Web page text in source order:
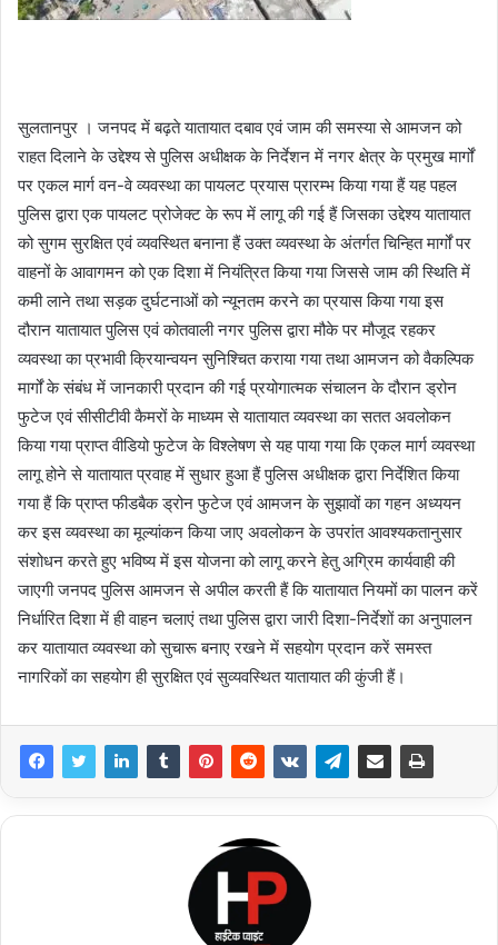
सुलतानपुर । जनपद में बढ़ते यातायात दबाव एवं जाम की समस्या से आमजन को
राहत दिलाने के उद्देश्य से पुलिस अधीक्षक के निर्देशन में नगर क्षेत्र के प्रमुख मार्गों
पर एकल मार्ग वन-वे व्यवस्था का पायलट प्रयास प्रारम्भ किया गया हैं यह पहल
पुलिस द्वारा एक पायलट प्रोजेक्ट के रूप में लागू की गई हैं जिसका उद्देश्य यातायात
को सुगम सुरक्षित एवं व्यवस्थित बनाना हैं उक्त व्यवस्था के अंतर्गत चिन्हित मार्गों पर
वाहनों के आवागमन को एक दिशा में नियंत्रित किया गया जिससे जाम की स्थिति में
कमी लाने तथा सड़क दुर्घटनाओं को न्यूनतम करने का प्रयास किया गया इस
दौरान यातायात पुलिस एवं कोतवाली नगर पुलिस द्वारा मौके पर मौजूद रहकर
व्यवस्था का प्रभावी क्रियान्वयन सुनिश्चित कराया गया तथा आमजन को वैकल्पिक
मार्गों के संबंध में जानकारी प्रदान की गई प्रयोगात्मक संचालन के दौरान ड्रोन
फुटेज एवं सीसीटीवी कैमरों के माध्यम से यातायात व्यवस्था का सतत अवलोकन
किया गया प्राप्त वीडियो फुटेज के विश्लेषण से यह पाया गया कि एकल मार्ग व्यवस्था
लागू होने से यातायात प्रवाह में सुधार हुआ हैं पुलिस अधीक्षक द्वारा निर्देशित किया
गया हैं कि प्राप्त फीडबैक ड्रोन फुटेज एवं आमजन के सुझावों का गहन अध्ययन
कर इस व्यवस्था का मूल्यांकन किया जाए अवलोकन के उपरांत आवश्यकतानुसार
संशोधन करते हुए भविष्य में इस योजना को लागू करने हेतु अग्रिम कार्यवाही की
जाएगी जनपद पुलिस आमजन से अपील करती हैं कि यातायात नियमों का पालन करें
निर्धारित दिशा में ही वाहन चलाएं तथा पुलिस द्वारा जारी दिशा-निर्देशों का अनुपालन
कर यातायात व्यवस्था को सुचारू बनाए रखने में सहयोग प्रदान करें समस्त
नागरिकों का सहयोग ही सुरक्षित एवं सुव्यवस्थित यातायात की कुंजी हैं।